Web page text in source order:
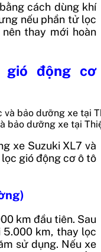
cách dùng khí
nếu phần tử lọc
thay mới hoàn
gió động cơ
bảo dưỡng xe tại
xe Suzuki XL7 và
gió động cơ ô tô
km đầu tiên. Sau
km, thay lọc
sử dụng. Nếu xe